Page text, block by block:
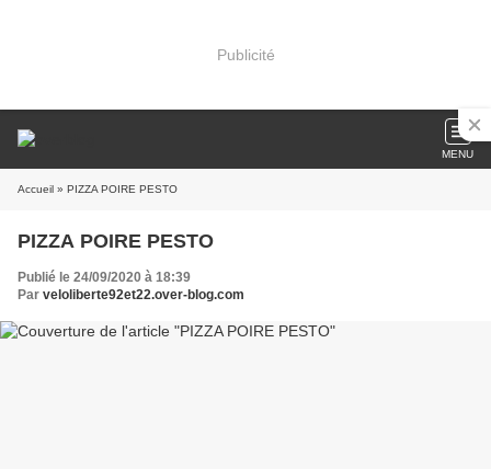
Publicité
MENU
Accueil » PIZZA POIRE PESTO
PIZZA POIRE PESTO
Publié le 24/09/2020 à 18:39
Par veloliberte92et22.over-blog.com